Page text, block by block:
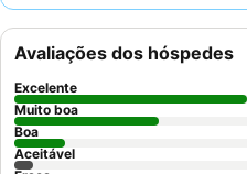
simpático e prestável,
almoço satisfatório que oferece
agradável ambiente de jardim.
tranquila, os hóspedes podem
virado para o jardim.
Avaliações dos hóspedes
Excelente
Muito boa
Boa
Aceitável